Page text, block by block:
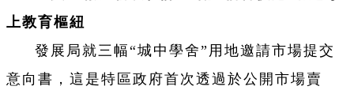
上教育樞紐
發展局就三幅“城中學舍”用地邀請市場提交
意向書，這是特區政府首次透過於公開市場賣